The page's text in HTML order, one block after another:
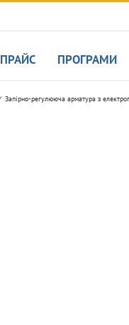
ПРАЙС ПРОГРАМИ
Запірно-регулююча арматура з